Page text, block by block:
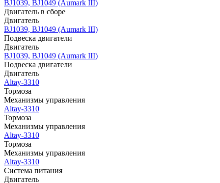
BJ1039, BJ1049 (Aumark III)
Двигатель в сборе
Двигатель
BJ1039, BJ1049 (Aumark III)
Подвеска двигатели
Двигатель
BJ1039, BJ1049 (Aumark III)
Подвеска двигатели
Двигатель
Altay-3310
Тормоза
Механизмы управления
Altay-3310
Тормоза
Механизмы управления
Altay-3310
Тормоза
Механизмы управления
Altay-3310
Система питания
Двигатель